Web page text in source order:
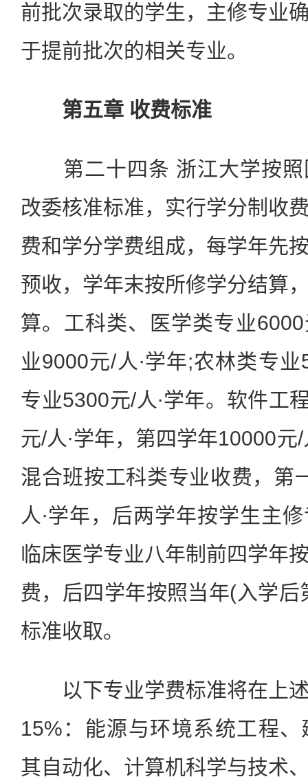
前批次录取的学生，主修专业
于提前批次的相关专业。
第五章 收费标准
第二十四条 浙江大学按照
改委核准标准，实行学分制收
费和学分学费组成，每学年先
预收，学年末按所修学分结算
算。工科类、医学类专业
业9000元/人∙学年;农林类专
专业5300元/人∙学年。软件工
元/人∙学年，第四学年10000元
混合班按工科类专业收费，第
人∙学年，后两学年按学生主
临床医学专业八年制前四学年
费，后四学年按照当年(入学
标准收取。
以下专业学费标准将在上述
15%：能源与环境系统工程
其自动化、计算机科学与技术